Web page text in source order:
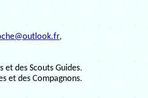
,
et des Scouts Guides.
et des Compagnons.